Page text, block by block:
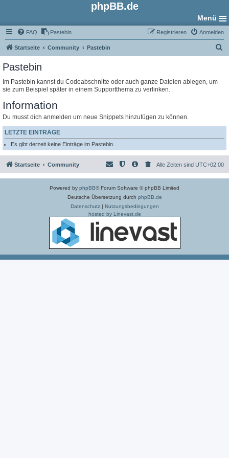
phpBB.de
Menü
FAQ Pastebin Anmelden
Registrieren
Startseite Community Pastebin
Pastebin
Im Pastebin kannst du Codeabschnitte oder auch ganze Dateien ablegen, um
sie zum Beispiel später in einem Supportthema zu verlinken.
Information
Du musst dich anmelden um neue Snippets hinzufügen zu können.
LETZTE EINTRÄGE
Es gibt derzeit keine Einträge im Pastebin.
Startseite Community Alle Zeiten sind UTC+02:00
Powered by phpBB® Forum Software © phpBB Limited
Deutsche Übersetzung durch phpBB.de
Datenschutz|
Nutzungsbedingungen
hosted by Linevast.de